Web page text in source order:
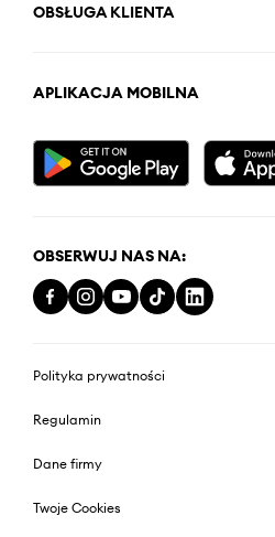
OBSŁUGA KLIENTA
APLIKACJA MOBILNA
OBSERWUJ NAS NA:
Polityka prywatności
Regulamin
Dane firmy
Twoje Cookies